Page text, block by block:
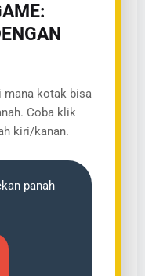
mana kotak bisa
Coba klik
kiri/kanan.
panah